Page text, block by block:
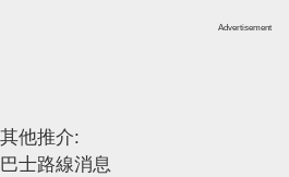
Advertisement
其他推介:
巴士路線消息